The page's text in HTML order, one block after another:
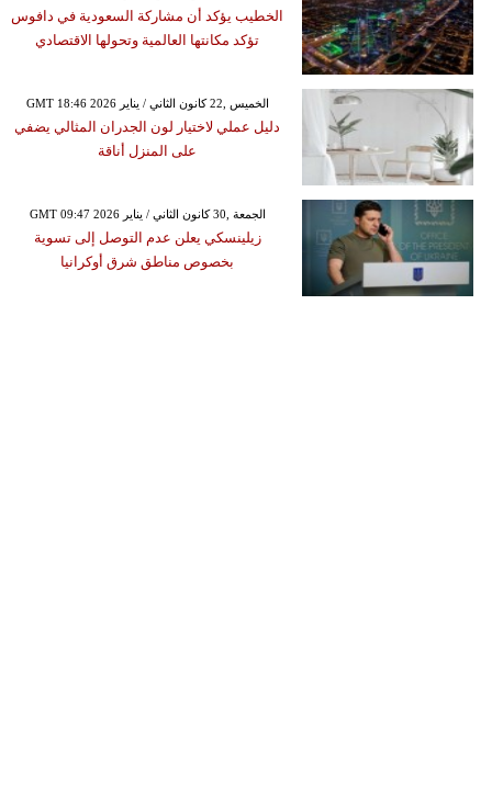
الخطيب يؤكد أن مشاركة السعودية في دافوس
تؤكد مكانتها العالمية وتحولها الاقتصادي
GMT 18:46 2026 الخميس ,22 كانون الثاني / يناير
دليل عملي لاختيار لون الجدران المثالي يضفي
على المنزل أناقة
GMT 09:47 2026 الجمعة ,30 كانون الثاني / يناير
زيلينسكي يعلن عدم التوصل إلى تسوية
بخصوص مناطق شرق أوكرانيا